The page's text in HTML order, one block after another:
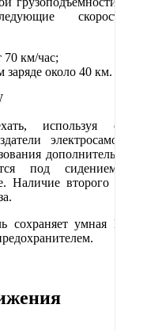
скоростные
70 км/час;
около 40 км.
используя один
электросамоката
дополнительного
под сидением, а
Наличие второго АКБ
сохраняет умная BMS
на